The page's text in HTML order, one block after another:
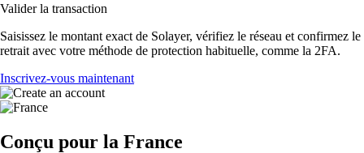
Valider la transaction
Saisissez le montant exact de Solayer, vérifiez le réseau et confirmez le
retrait avec votre méthode de protection habituelle, comme la 2FA.
Inscrivez-vous maintenant
Conçu pour la France